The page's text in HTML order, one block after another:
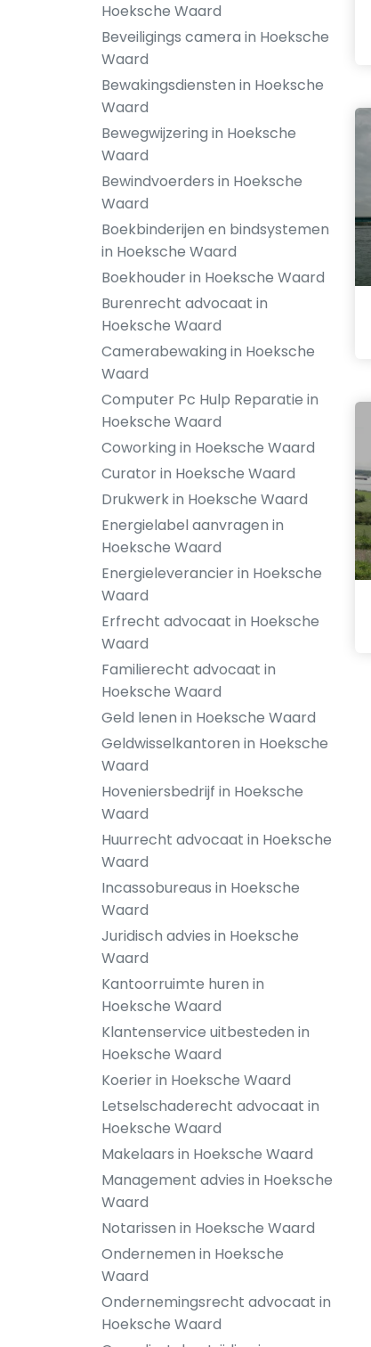
Hoeksche Waard
Beveiligings camera in Hoeksche
Waard
Bewakingsdiensten in Hoeksche
Waard
Bewegwijzering in Hoeksche
Waard
Bewindvoerders in Hoeksche
Waard
Boekbinderijen en bindsystemen
in Hoeksche Waard
Boekhouder in Hoeksche Waard
Burenrecht advocaat in
Hoeksche Waard
Camerabewaking in Hoeksche
Waard
Computer Pc Hulp Reparatie in
Hoeksche Waard
Coworking in Hoeksche Waard
Curator in Hoeksche Waard
Drukwerk in Hoeksche Waard
Energielabel aanvragen in
Hoeksche Waard
Energieleverancier in Hoeksche
Waard
Erfrecht advocaat in Hoeksche
Waard
Familierecht advocaat in
Hoeksche Waard
Geld lenen in Hoeksche Waard
Geldwisselkantoren in Hoeksche
Waard
Hoveniersbedrijf in Hoeksche
Waard
Huurrecht advocaat in Hoeksche
Waard
Incassobureaus in Hoeksche
Waard
Juridisch advies in Hoeksche
Waard
Kantoorruimte huren in
Hoeksche Waard
Klantenservice uitbesteden in
Hoeksche Waard
Koerier in Hoeksche Waard
Letselschaderecht advocaat in
Hoeksche Waard
Makelaars in Hoeksche Waard
Management advies in Hoeksche
Waard
Notarissen in Hoeksche Waard
Ondernemen in Hoeksche
Waard
Ondernemingsrecht advocaat in
Hoeksche Waard